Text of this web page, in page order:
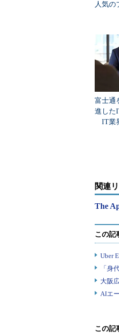
人気の
富士通
進した
IT業
関連
The
この記